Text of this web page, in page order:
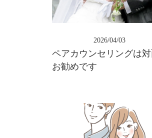
2026/04/03
ペアカウンセリングは
お勧めです